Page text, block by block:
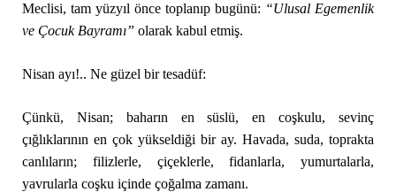
Meclisi, tam yüzyıl önce toplanıp bugünü: “Ulusal Egemenlik
ve Çocuk Bayramı” olarak kabul etmiş.
Nisan ayı!.. Ne güzel bir tesadüf:
Çünkü, Nisan; baharın en süslü, en coşkulu, sevinç
çığlıklarının en çok yükseldiği bir ay. Havada, suda, toprakta
canlıların; filizlerle, çiçeklerle, fidanlarla, yumurtalarla,
yavrularla coşku içinde çoğalma zamanı.